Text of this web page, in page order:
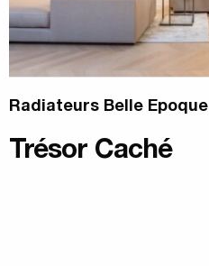
Radiateurs Belle Epoque
Trésor Caché